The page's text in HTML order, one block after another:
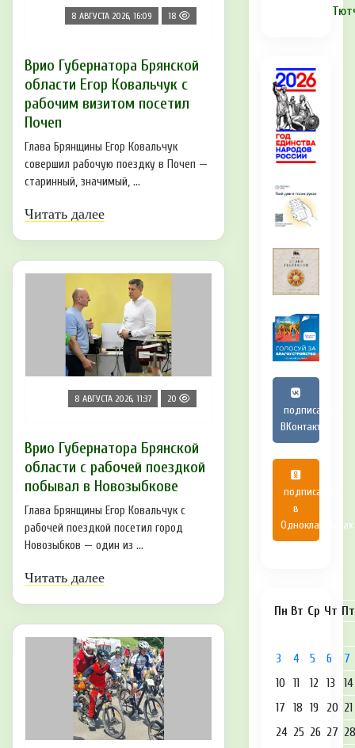
8 АВГУСТА 2026, 16:09 18
Врио Губернатора Брянской
области Егор Ковальчук с
рабочим визитом посетил
Почеп
Глава Брянщины Егор Ковальчук
совершил рабочую поездку в Почеп —
старинный, значимый, ...
Читать далее
8 АВГУСТА 2026, 11:37 20
Врио Губернатора Брянской
области с рабочей поездкой
побывал в Новозыбкове
Глава Брянщины Егор Ковальчук с
рабочей поездкой посетил город
Новозыбков — один из ...
Читать далее
подписаться
ВКонтакте
подписаться
в
Одноклассниках
Пн Вт Ср Чт Пт
3 4 5 6
7
10 11 12 13
14
17
18 19 20 21
24 25 26 27 28